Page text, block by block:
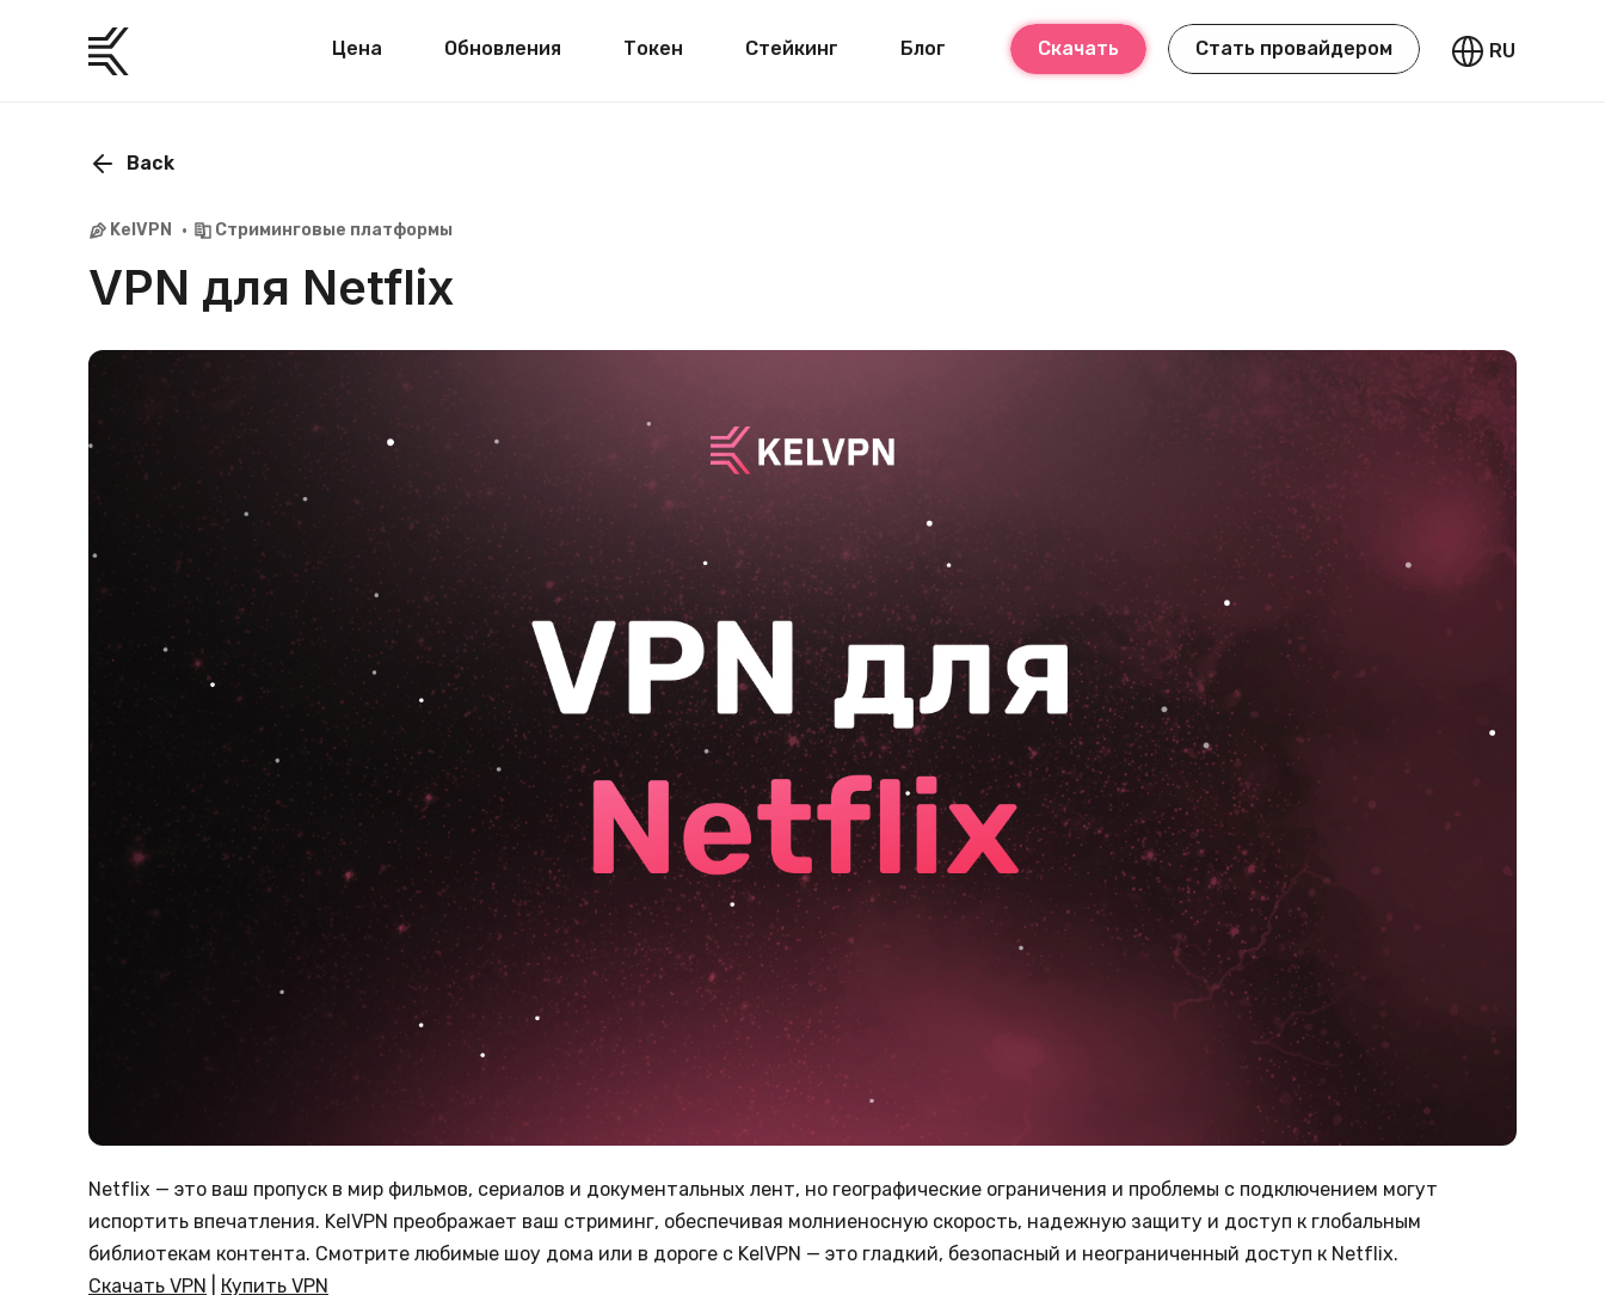
Цена Обновления Токен Стейкинг Блог Скачать Стать провайдером RU
Back
KelVPN Стриминговые платформы
VPN для Netflix
Netflix — это ваш пропуск в мир фильмов, сериалов и документальных лент, но географические ограничения и проблемы с подключением могут
испортить впечатления. KelVPN преображает ваш стриминг, обеспечивая молниеносную скорость, надежную защиту и доступ к глобальным
библиотекам контента. Смотрите любимые шоу дома или в дороге с KelVPN — это гладкий, безопасный и неограниченный доступ к Netflix.
Скачать VPN
Купить VPN